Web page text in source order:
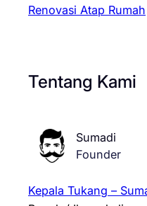
Renovasi Atap Rumah
Tentang Kami
Sumadi
Founder
Kepala Tukang –